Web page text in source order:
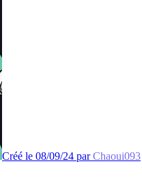
Créé le 08/09/24 par Chaoui093